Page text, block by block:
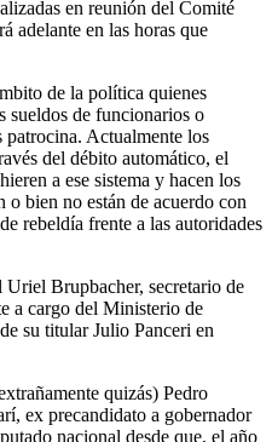
en reunión del Comité
adelante en las horas que
de la política quienes
sueldos de funcionarios o
patrocina. Actualmente los
del débito automático, el
a ese sistema y hacen los
o bien no están de acuerdo con
rebeldía frente a las autoridades
Uriel Brupbacher, secretario de
a cargo del Ministerio de
su titular Julio Panceri en
quizás) Pedro
ex precandidato a gobernador
nacional desde que, el año